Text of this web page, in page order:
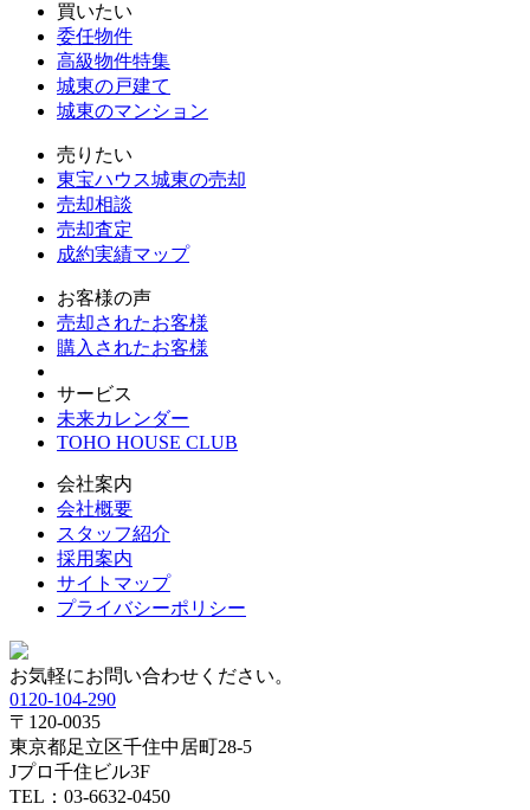
買いたい
委任物件
高級物件特集
城東の戸建て
城東のマンション
売りたい
東宝ハウス城東の売却
売却相談
売却査定
成約実績マップ
お客様の声
売却されたお客様
購入されたお客様
サービス
未来カレンダー
TOHO HOUSE CLUB
会社案内
会社概要
スタッフ紹介
採用案内
サイトマップ
プライバシーポリシー
お気軽にお問い合わせください。
0120-104-290
〒120-0035
東京都足立区千住中居町28-5
Jプロ千住ビル3F
TEL：03-6632-0450